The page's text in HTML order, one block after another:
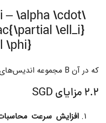
– \alpha \cdot
\ell_i}
\phi}
که در آن B مجموعه
۲.۲ مزایای SGD
افزایش سرعت